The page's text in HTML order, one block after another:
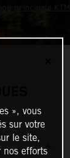
», vous
sur votre
le site,
efforts